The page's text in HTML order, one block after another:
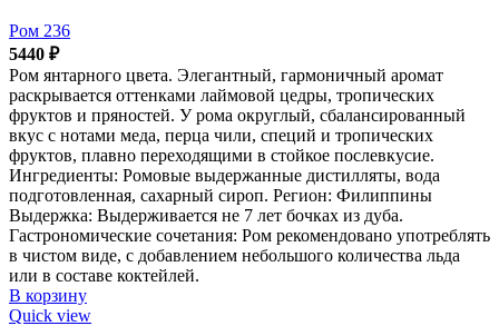
Ром 236
5440 ₽
Ром янтарного цвета. Элегантный, гармоничный аромат
раскрывается оттенками лаймовой цедры, тропических
фруктов и пряностей. У рома округлый, сбалансированный
вкус с нотами меда, перца чили, специй и тропических
фруктов, плавно переходящими в стойкое послевкусие.
Ингредиенты: Ромовые выдержанные дистилляты, вода
подготовленная, сахарный сироп. Регион: Филиппины
Выдержка: Выдерживается не 7 лет бочках из дуба.
Гастрономические сочетания: Ром рекомендовано употреблять
в чистом виде, с добавлением небольшого количества льда
или в составе коктейлей.
В корзину
Quick view